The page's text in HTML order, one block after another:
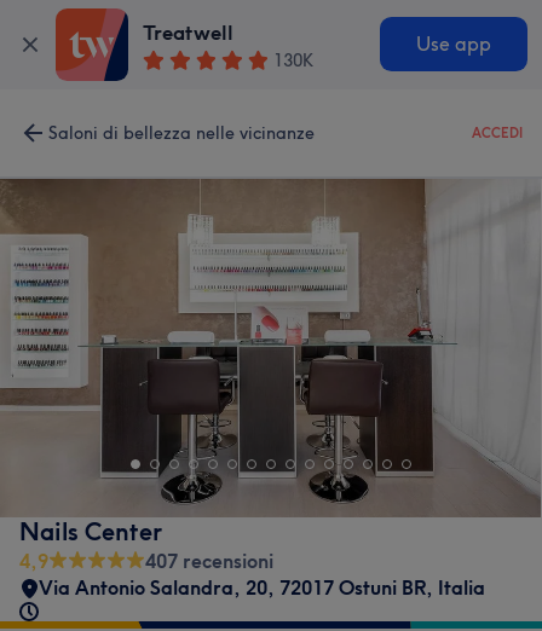
Treatwell
130K
Use app
Saloni di bellezza nelle vicinanze ACCEDI
Nails Center
4,9
407 recensioni
Via Antonio Salandra, 20, 72017 Ostuni BR, Italia